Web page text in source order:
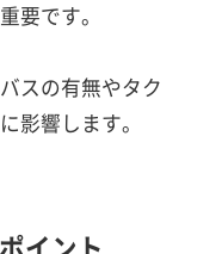
要です。
スの有無やタク
影響します。
イント